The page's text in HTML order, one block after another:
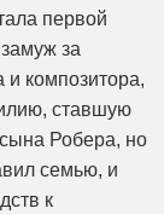
первой
за
композитора,
ставшую
Робера, но
семью, и
к